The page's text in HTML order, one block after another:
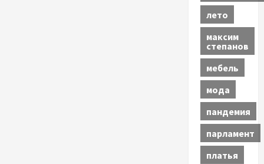
лето
максим
степанов
мебель
мода
пандемия
парламент
платья